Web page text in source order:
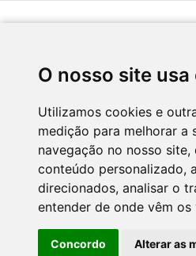
O nosso site
Utilizamos cookies e
medição para melhorar a
navegação no nosso
conteúdo personalizado,
direcionados, analisar o
entender de onde vêm os
Concordo Alterar as
CNC - Centro Nacional de Cultura 2026